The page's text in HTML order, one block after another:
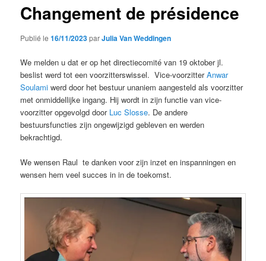
Changement de présidence
Publié le16/11/2023parJulia Van Weddingen
We melden u dat er op het directiecomité van 19 oktober jl.
beslist werd tot een voorzitterswissel. Vice-voorzitterAnwar
Soulami werd door het bestuur unaniem aangesteld als voorzitter
met onmiddellijke ingang. Hij wordt in zijn functie van vice-
voorzitter opgevolgd door Luc Slosse. De andere
bestuursfuncties zijn ongewijzigd gebleven en werden
bekrachtigd.
We wensen Raul te danken voor zijn inzet en inspanningen en
wensen hem veel succes in in de toekomst.